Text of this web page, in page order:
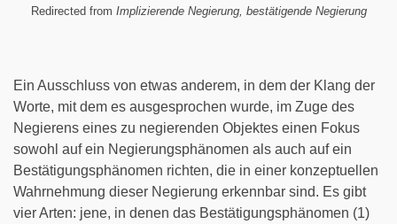
Redirected from Implizierende Negierung, bestätigende Negierung
Ein Ausschluss von etwas anderem, in dem der Klang der
Worte, mit dem es ausgesprochen wurde, im Zuge des
Negierens eines zu negierenden Objektes einen Fokus
sowohl auf ein Negierungsphänomen als auch auf ein
Bestätigungsphänomen richten, die in einer konzeptuellen
Wahrnehmung dieser Negierung erkennbar sind. Es gibt
vier Arten: jene, in denen das Bestätigungsphänomen (1)